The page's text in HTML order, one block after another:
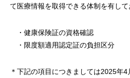
て医療情報を取得できる体制を有して
・健康保険証の資格確認
・限度額適用認定証の負担区分
＊下記の項目につきましては2025年4